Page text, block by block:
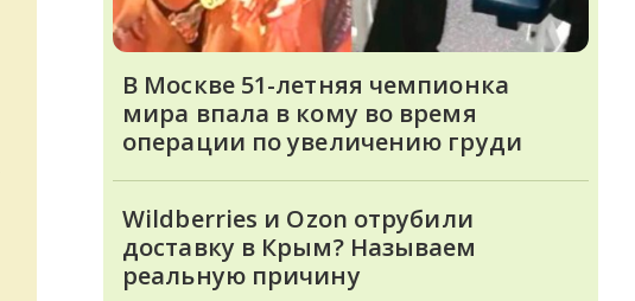
В Москве 51-летняя чемпионка
мира впала в кому во время
операции по увеличению груди
Wildberries и Ozon отрубили
доставку в Крым? Называем
реальную причину